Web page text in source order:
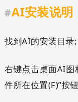
#AI安装说明
找到AI的安装目录;
右键点击桌面AI图
件所在位置(F)”按